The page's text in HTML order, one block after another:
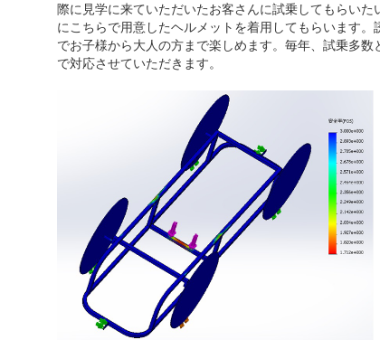
際に見学に来ていただいたお客さんに試乗してもらい
にこちらで用意したヘルメットを着用してもらいます
でお子様から大人の方まで楽しめます。毎年、試乗多
で対応させていただきます。